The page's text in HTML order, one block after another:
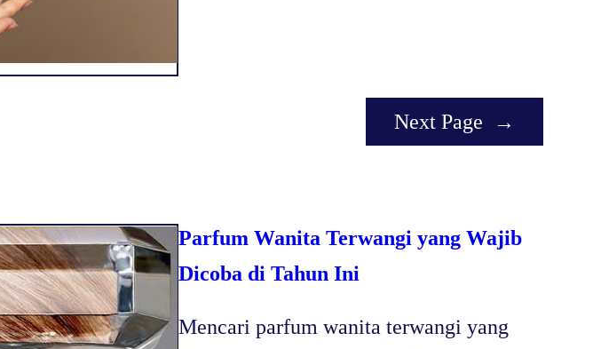
Next Page →
Parfum Wanita Terwangi yang Wajib
Dicoba di Tahun Ini
Mencari parfum wanita terwangi yang